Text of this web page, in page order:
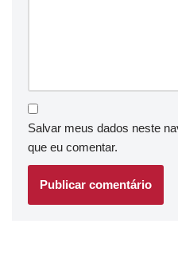
Salvar meus dados neste
que eu comentar.